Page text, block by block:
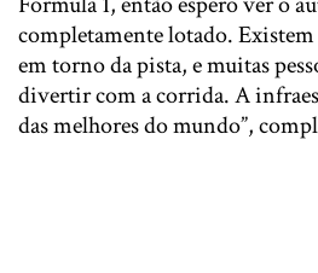
completamente lotado. Existem
em torno da pista, e muitas
divertir com a corrida. A
das melhores do mundo”,